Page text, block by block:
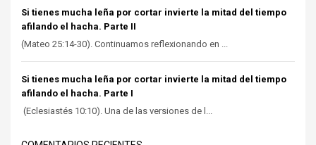
Si tienes mucha leña por cortar invierte la mitad del tiempo
afilando el hacha. Parte II
(Mateo 25:14-30). Continuamos reflexionando en ...
Si tienes mucha leña por cortar invierte la mitad del tiempo
afilando el hacha. Parte I
(Eclesiastés 10:10). Una de las versiones de l...